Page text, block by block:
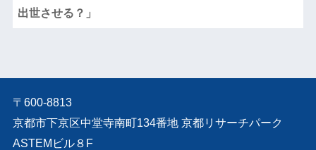
出世させる？」
〒600-8813
京都市下京区中堂寺南町134番地 京都リサーチパーク
ASTEMビル８F